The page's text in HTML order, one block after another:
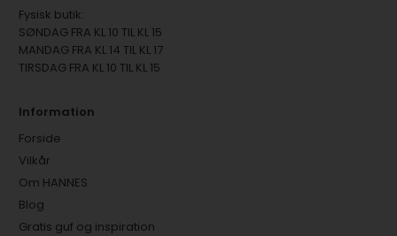
Fysisk butik:
SØNDAG FRA KL 10 TIL KL 15
MANDAG FRA KL 14 TIL KL 17
TIRSDAG FRA KL 10 TIL KL 15
Information
Forside
Vilkår
Om HANNES
Blog
Gratis guf og inspiration